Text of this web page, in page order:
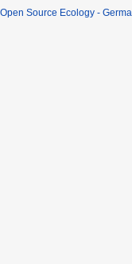
Source Ecology -